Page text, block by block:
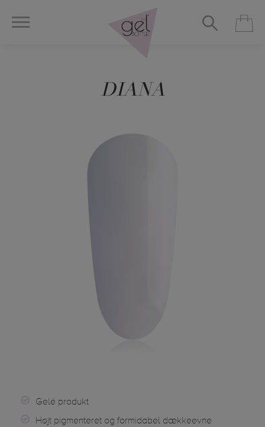
DIANA
Gelé produkt
Højt pigmenteret og formidabel dækkeevne